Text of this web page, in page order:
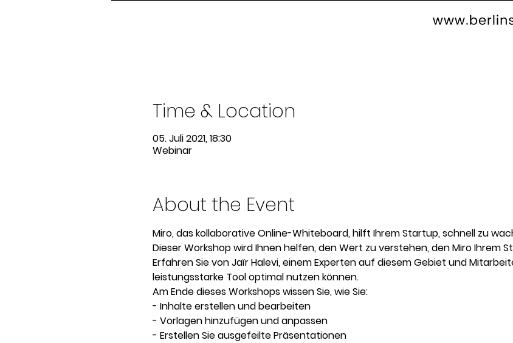
Time & Location
05. Juli 2021, 18:30
Webinar
About the Event
Miro, das kollaborative Online-Whiteboard, hilft Ihrem Startup, schnell zu
Dieser Workshop wird Ihnen helfen, den Wert zu verstehen, den Miro Ihrem
Erfahren Sie von Jaïr Halevi, einem Experten auf diesem Gebiet und
leistungsstarke Tool optimal nutzen können.
Am Ende dieses Workshops wissen Sie, wie Sie:
- Inhalte erstellen und bearbeiten
- Vorlagen hinzufügen und anpassen
- Erstellen Sie ausgefeilte Präsentationen